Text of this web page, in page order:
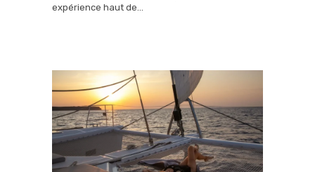
expérience haut de…